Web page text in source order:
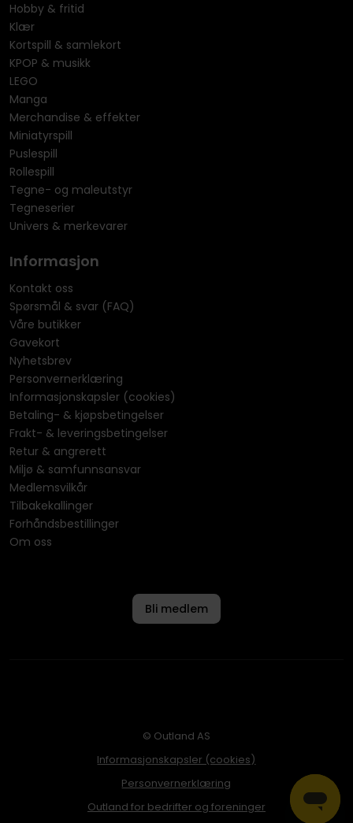
Hobby & fritid
Klær
Kortspill & samlekort
KPOP & musikk
LEGO
Manga
Merchandise & effekter
Miniatyrspill
Puslespill
Rollespill
Tegne- og maleutstyr
Tegneserier
Univers & merkevarer
Informasjon
Kontakt oss
Spørsmål & svar (FAQ)
Våre butikker
Gavekort
Nyhetsbrev
Personvernerklæring
Informasjonskapsler (cookies)
Betaling- & kjøpsbetingelser
Frakt- & leveringsbetingelser
Retur & angrerett
Miljø & samfunnsansvar
Medlemsvilkår
Tilbakekallinger
Forhåndsbestillinger
Om oss
Bli medlem
© Outland AS
Informasjonskapsler (cookies)
Personvernerklæring
Outland for bedrifter og foreninger